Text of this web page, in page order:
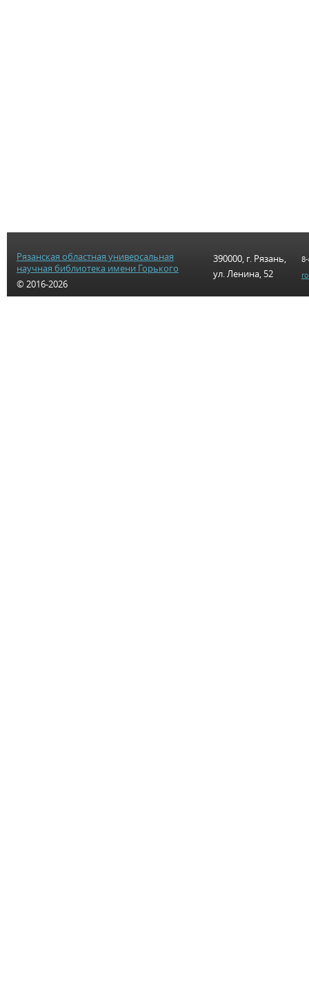
Рязанская областная универсальная
научная библиотека имени Горького
© 2016-2026
390000, г. Рязань,
ул. Ленина, 52